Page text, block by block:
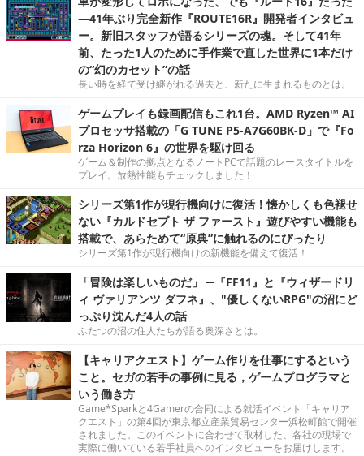
―41年ぶり完全新作『ROUTE16R』開発者インタビュ
ー。新旧スタッフが語るシリーズの魂。そして41年
前、たった1人のために手作業で直した世界に1本だけ
の“幻のカセット”の話
長い時を経て受け継がれる過去と、新たに生まれるものとは。
ゲームプレイも録画配信もこれ1台。AMD Ryzen™ AI
プロセッサ搭載の「G TUNE P5-A7G60BK-D」で『Fo
rza Horizon 6』の世界を駆け回る
ゲーム＆制作の拠点となるノートPCで話題のレースタイトルを
プレイ。放熱性能もチェックしました！
シリーズ第1作が現行機向けに復活！懐かしくも色褪せ
ない『カルドセプト ザ ファースト』遊びやすい機能も
搭載で、あらためて“原典”に触れるのにぴったり
シリーズ第1作が現行機向けの新機能を備えて復活！
「冒険は楽しいものだ」 ─『FF11』と『ウィザードリ
ィ ヴァリアンツ ダフネ』、"優しくないRPG"の沼にど
っぷり沈んだ4人の話
ふたつの沼の住人たちが語る奥深さとは。
【キャリアクエスト】ゲーム作りを仕事にするという
こと。セガの若手の事例に見る，ゲームプログラマと
いう働き方
Game*Sparkと4Gamerの合同による就活イベント「キャリア
クエスト」の第4回が東京都立産業貿易センター浜松町館で開催
されました。このイベントに合わせて取材した、各社の現場で
実際に働いている若手社員へのインタビューをお届けします。